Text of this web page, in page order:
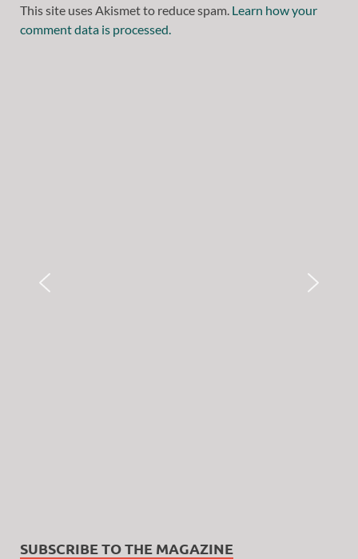
This site uses Akismet to reduce spam. Learn how your
comment data is processed.
SUBSCRIBE TO THE MAGAZINE